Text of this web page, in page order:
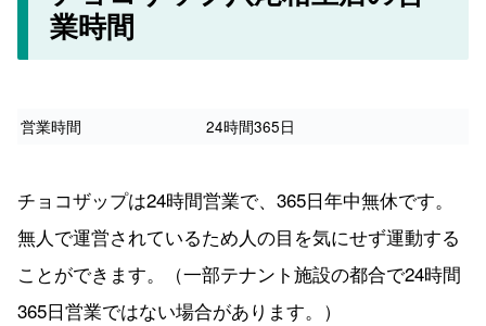
業時間
営業時間 24時間365日
チョコザップは24時間営業で、365日年中無休です。
無人で運営されているため人の目を気にせず運動する
ことができます。（一部テナント施設の都合で24時間
365日営業ではない場合があります。）